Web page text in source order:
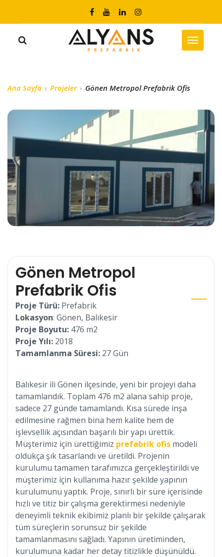
Ana Sayfa Projeler Gönen Metropol Prefabrik Ofis
Gönen Metropol
Prefabrik Ofis
Proje Türü: Prefabrik
Lokasyon: Gönen, Balıkesir
Proje Boyutu: 476 m2
Proje Yılı: 2018
Tamamlanma Süresi: 27 Gün
Balıkesir ili Gönen ilçesinde, yeni bir projeyi daha
tamamlandık. Toplam 476 m2 alana sahip proje,
sadece 27 günde tamamlandı. Kısa sürede inşa
edilmesine rağmen bina hem kalite hem de
işlevsellik açısından başarılı bir yapı ürettik.
Müşterimiz için ürettiğimiz prefabrik ofis modeli
oldukça şık tasarlandı ve üretildi. Projenin
kurulumu tamamen tarafımızca gerçekleştirildi ve
müşterimiz için kullanıma hazır şekilde yapının
kurulumunu yaptık. Proje, sınırlı bir süre içerisinde
hızlı ve titiz bir çalışma gerektirmesi nedeniyle
deneyimli teknik ekibimiz planlı bir şekilde çalışarak
tüm süreçlerin sorunsuz bir şekilde
tamamlanmasını sağladı. Yapının üretiminden,
kurulumuna kadar her detay titizlikle düşünüldü.